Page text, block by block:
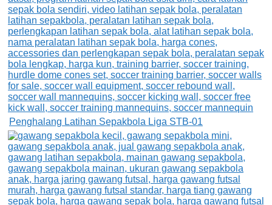
Penghalang Latihan Sepakbola Liga STB-01